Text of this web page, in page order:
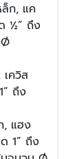
ก, แค
½” ถึง
Ø
ควิส
ถึง
, แฮง
1” ถึง